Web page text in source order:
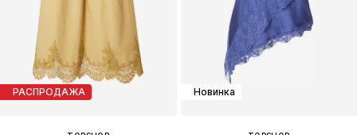
РАСПРОДАЖА Новинка